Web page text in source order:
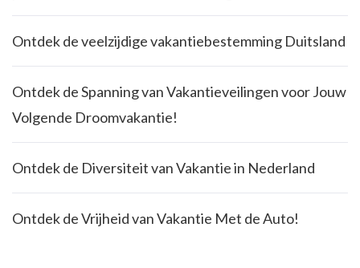
Ontdek de veelzijdige vakantiebestemming Duitsland
Ontdek de Spanning van Vakantieveilingen voor Jouw
Volgende Droomvakantie!
Ontdek de Diversiteit van Vakantie in Nederland
Ontdek de Vrijheid van Vakantie Met de Auto!